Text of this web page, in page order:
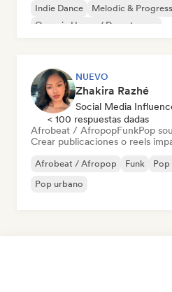
Indie Dance
Melodic &
Organic House / Downtempo
NUEVO
Zhakira Razhé
Social Media
< 100 respuestas dadas
Afrobeat / AfropopFunkPop
Crear publicaciones o reels
Afrobeat / Afropop Funk Pop
Pop urbano